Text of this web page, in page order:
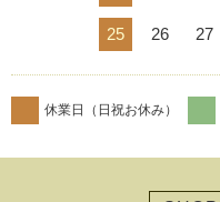
25 26 27
休業日（日祝お休み）